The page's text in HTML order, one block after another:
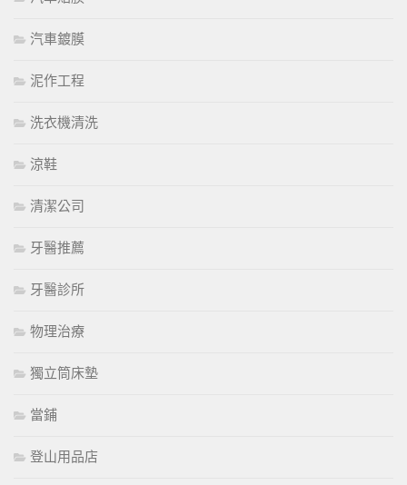
汽車鍍膜
泥作工程
洗衣機清洗
涼鞋
清潔公司
牙醫推薦
牙醫診所
物理治療
獨立筒床墊
當鋪
登山用品店